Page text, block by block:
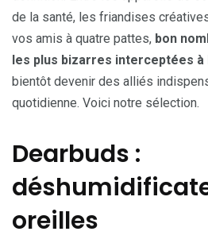
de la santé, les friandises
vos amis à quatre pattes, bon
les plus bizarres interceptées à
bientôt devenir des alliés
quotidienne. Voici notre sélection.
Dearbuds :
oreilles